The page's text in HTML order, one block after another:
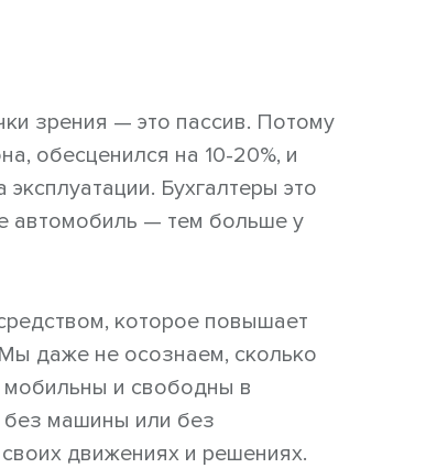
зрения — это пассив. Потому
обесценился на 10-20%, и
Бухгалтеры это
автомобиль — тем больше у
которое повышает
даже не осознаем, сколько
мобильны и свободны в
без машины или без
движениях и решениях.